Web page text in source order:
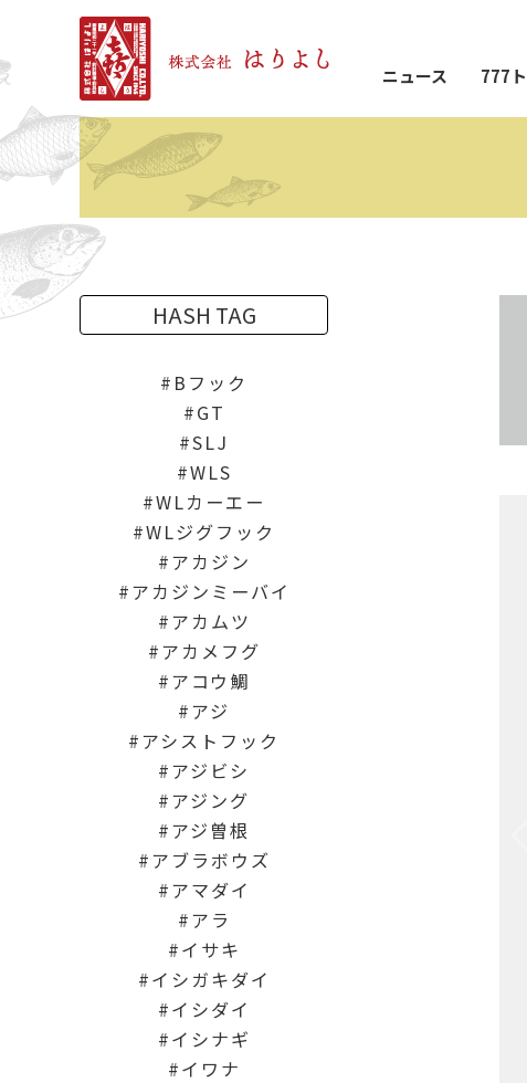
ニュース 777
HASH TAG
Bフック
GT
SLJ
WLS
WLカーエー
WLジグフック
アカジン
アカジンミーバイ
アカムツ
アカメフグ
アコウ鯛
アジ
アシストフック
アジビシ
アジング
アジ曽根
アブラボウズ
アマダイ
アラ
イサキ
イシガキダイ
イシダイ
イシナギ
イワナ